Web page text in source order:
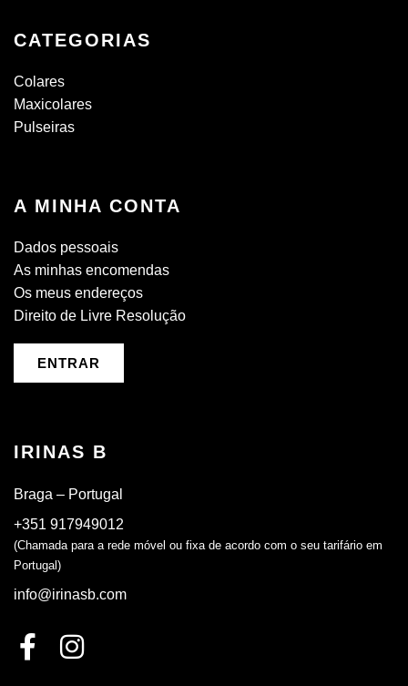
CATEGORIAS
Colares
Maxicolares
Pulseiras
A MINHA CONTA
Dados pessoais
As minhas encomendas
Os meus endereços
Direito de Livre Resolução
ENTRAR
IRINAS B
Braga – Portugal
+351 917949012
(Chamada para a rede móvel ou fixa de acordo com o seu tarifário em
Portugal)
info@irinasb.com